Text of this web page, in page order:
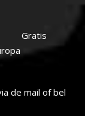
Gratis
de mail of bel